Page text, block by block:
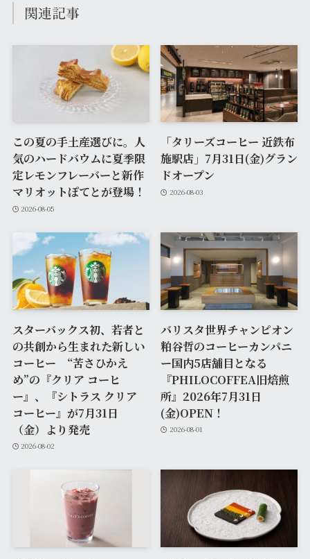
関連記事
この夏の手土産選びに。人
気のハードバウムに夏季限
定レモンフレーバーと新作
マリオットぽてとが登場！
2026-08-05
「タリーズコーヒー 近鉄布
施駅店」7月31日(金)グラン
ドオープン
2026-08-03
スターバックス初、若者と
の共創から生まれた新しい
コーヒー “苦さひかえ
め”の『クリア コーヒ
ー』、『シトラス クリア
コーヒー』が7月31日
（金）より発売
2026-08-02
バリスタ世界チャンピオン
粕谷哲のコーヒーカンパニ
ー国内5店舗目となる
『PHILOCOFFEA旧焙煎
所』2026年7月31日
(金)OPEN！
2026-08-01